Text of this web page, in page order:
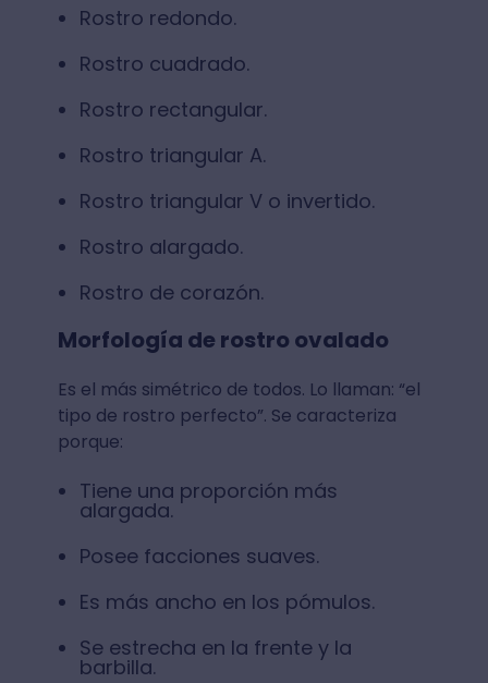
Rostro redondo.
Rostro cuadrado.
Rostro rectangular.
Rostro triangular A.
Rostro triangular V o invertido.
Rostro alargado.
Rostro de corazón.
Morfología de rostro ovalado
Es el más simétrico de todos. Lo llaman: “el
tipo de rostro perfecto”. Se caracteriza
porque:
Tiene una proporción más
alargada.
Posee facciones suaves.
Es más ancho en los pómulos.
Se estrecha en la frente y la
barbilla.